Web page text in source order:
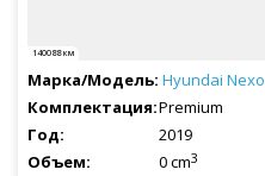
140088 км
Hyundai Nexo
Premium
2019
0 cm3